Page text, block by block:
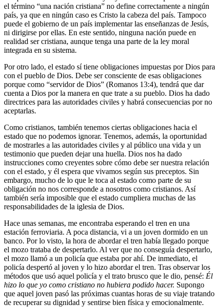
el término “una nación cristiana” no define correctamente a ningún
país, ya que en ningún caso es Cristo la cabeza del país. Tampoco
puede el gobierno de un país implementar las enseñanzas de Jesús,
ni dirigirse por ellas. En este sentido, ninguna nación puede en
realidad ser cristiana, aunque tenga una parte de la ley moral
integrada en su sistema.
Por otro lado, el estado sí tiene obligaciones impuestas por Dios para
con el pueblo de Dios. Debe ser consciente de esas obligaciones
porque como “servidor de Dios” (Romanos 13:4), tendrá que dar
cuenta a Dios por la manera en que trate a su pueblo. Dios ha dado
directrices para las autoridades civiles y habrá consecuencias por no
aceptarlas.
Como cristianos, también tenemos ciertas obligaciones hacia el
estado que no podemos ignorar. Tenemos, además, la oportunidad
de mostrarles a las autoridades civiles y al público una vida y un
testimonio que pueden dejar una huella. Dios nos ha dado
instrucciones como creyentes sobre cómo debe ser nuestra relación
con el estado, y él espera que vivamos según sus preceptos. Sin
embargo, mucho de lo que le toca al estado como parte de su
obligación no nos corresponde a nosotros como cristianos. Así
también sería imposible que el estado cumpliera muchas de las
responsabilidades de la iglesia de Dios.
Hace unas semanas, me encontraba esperando el tren en una
estación ferroviaria. A poca distancia, vi a un joven dormido en un
banco. Por lo visto, la hora de abordar el tren había llegado porque
el mozo trataba de despertarlo. Al ver que no conseguía despertarlo,
el mozo llamó a un policía que estaba por ahí. De inmediato, el
policía despertó al joven y lo hizo abordar el tren. Tras observar los
métodos que usó aquel policía y el trato brusco que le dio, pensé: Él
hizo lo que yo como cristiano no hubiera podido hacer. Supongo
que aquel joven pasó las próximas cuantas horas de su viaje tratando
de recuperar su dignidad y sentirse bien física y emocionalmente.